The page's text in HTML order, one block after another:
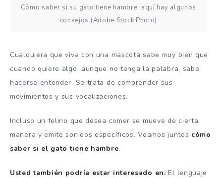
Cómo saber si su gato tiene hambre: aquí hay algunos
consejos (Adobe Stock Photo)
Cualquiera que viva con una mascota sabe muy bien que
cuando quiere algo, aunque no tenga la palabra, sabe
hacerse entender. Se trata de comprender sus
movimientos y sus vocalizaciones.
Incluso un felino que desea comer se mueve de cierta
manera y emite sonidos específicos. Veamos juntos cómo
saber si el gato tiene hambre.
Usted también podría estar interesado en: El lenguaje